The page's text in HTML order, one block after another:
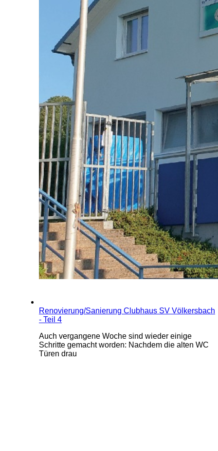
Renovierung/Sanierung Clubhaus SV Völkersbach
- Teil 4
Auch vergangene Woche sind wieder einige
Schritte gemacht worden: Nachdem die alten WC
Türen drau